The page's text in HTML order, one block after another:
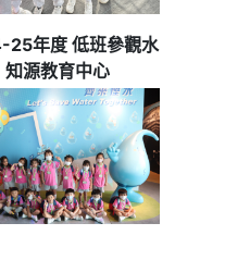
25年度 低班參觀水
知源教育中心